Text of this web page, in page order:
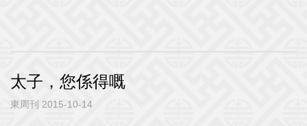
太子，您係得嘅
東周刊 2015-10-14